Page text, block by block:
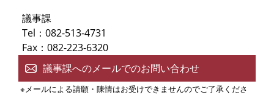
議事課
Tel：082-513-4731
Fax：082-223-6320
議事課へのメールでのお問い合わせ
※メールによる請願・陳情はお受けできませんのでご了承くださ